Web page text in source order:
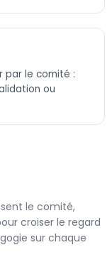
par le comité :
ou
le comité,
croiser le regard
sur chaque